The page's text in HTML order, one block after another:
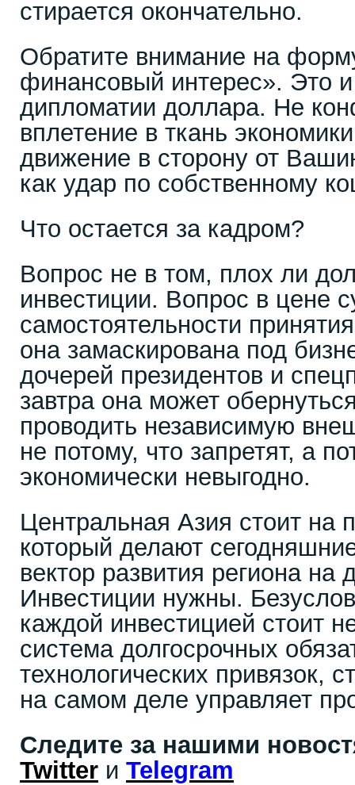
стирается окончательно.
Обратите внимание на
финансовый интерес». Это и
дипломатии доллара. Не
вплетение в ткань
движение в сторону от
как удар по собственному
Что остается за кадром?
Вопрос не в том, плох ли
инвестиции. Вопрос в цене
самостоятельности
она замаскирована под
дочерей президентов и
завтра она может
проводить независимую
не потому, что запретят, а
экономически невыгодно.
Центральная Азия стоит на
который делают
вектор развития региона на
Инвестиции нужны.
каждой инвестицией стоит
система долгосрочных
технологических привязок,
на самом деле управляет
Следите за нашими
Twitter и Telegram